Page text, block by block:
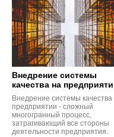
Внедрение системы
качества на
Внедрение системы качества
предприятии - сложный
многогранный процесс,
затрагивающий все стороны
деятельности предприятия.